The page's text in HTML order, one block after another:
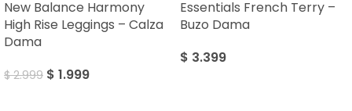
New Balance Harmony
High Rise Leggings – Calza
Dama
$2.999 $ 1.999
Essentials French Terry –
Buzo Dama
$ 3.399